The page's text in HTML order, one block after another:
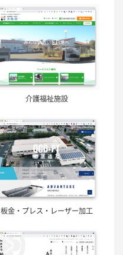
介護福祉施設
板金・プレス・レーザー加工